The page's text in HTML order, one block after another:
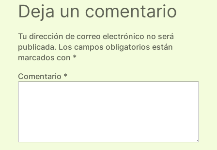
Deja un comentario
Tu dirección de correo electrónico no será
publicada. Los campos obligatorios están
marcados con *
Comentario *